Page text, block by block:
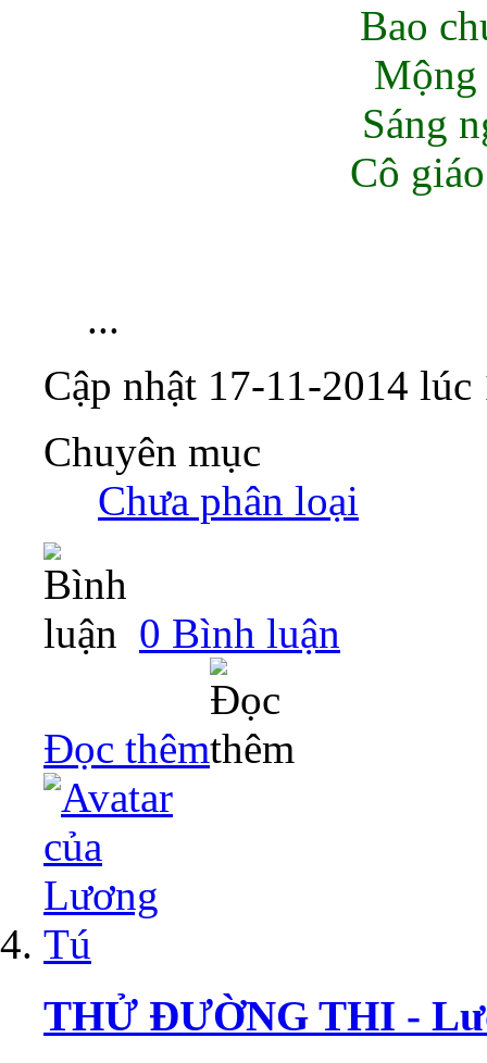
Bao
Mộng
Sáng
Cô
...
Cập nhật 17-11-2014
Chuyên mục
Chưa phân loại
0 Bình luận
Đọc thêm
THỬ ĐƯỜNG THI -